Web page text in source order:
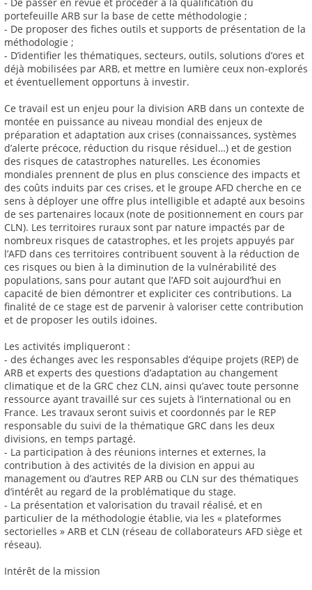
portefeuille ARB sur la base de cette méthodologie ;
- De proposer des fiches outils et supports de présentation de la
méthodologie ;
- D’identifier les thématiques, secteurs, outils, solutions d’ores et
déjà mobilisées par ARB, et mettre en lumière ceux non-explorés
et éventuellement opportuns à investir.
Ce travail est un enjeu pour la division ARB dans un contexte de
montée en puissance au niveau mondial des enjeux de
préparation et adaptation aux crises (connaissances, systèmes
d’alerte précoce, réduction du risque résiduel…) et de gestion
des risques de catastrophes naturelles. Les économies
mondiales prennent de plus en plus conscience des impacts et
des coûts induits par ces crises, et le groupe AFD cherche en ce
sens à déployer une offre plus intelligible et adapté aux besoins
de ses partenaires locaux (note de positionnement en cours par
CLN). Les territoires ruraux sont par nature impactés par de
nombreux risques de catastrophes, et les projets appuyés par
l’AFD dans ces territoires contribuent souvent à la réduction de
ces risques ou bien à la diminution de la vulnérabilité des
populations, sans pour autant que l’AFD soit aujourd’hui en
capacité de bien démontrer et expliciter ces contributions. La
finalité de ce stage est de parvenir à valoriser cette contribution
et de proposer les outils idoines.
Les activités impliqueront :
- des échanges avec les responsables d’équipe projets (REP) de
ARB et experts des questions d’adaptation au changement
climatique et de la GRC chez CLN, ainsi qu’avec toute personne
ressource ayant travaillé sur ces sujets à l’international ou en
France. Les travaux seront suivis et coordonnés par le REP
responsable du suivi de la thématique GRC dans les deux
divisions, en temps partagé.
- La participation à des réunions internes et externes, la
contribution à des activités de la division en appui au
management ou d’autres REP ARB ou CLN sur des thématiques
d’intérêt au regard de la problématique du stage.
- La présentation et valorisation du travail réalisé, et en
particulier de la méthodologie établie, via les « plateformes
sectorielles » ARB et CLN (réseau de collaborateurs AFD siège et
réseau).
Intérêt de la mission